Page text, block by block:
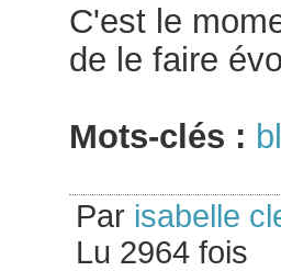
C'est le
de le faire
Mots-clés :
Par isabelle
Lu 2964 fois